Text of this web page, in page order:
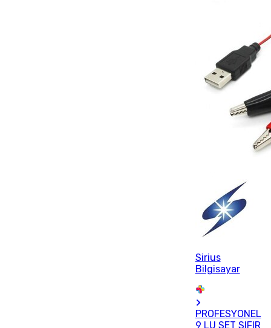
Sirius
Bilgisayar
PROFESYONEL
9 LU SET SIFIR